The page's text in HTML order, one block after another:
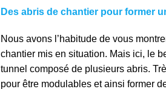
Des abris de chantier pour former
Nous avons l’habitude de vous
chantier mis en situation. Mais ici, le
tunnel composé de plusieurs abris.
pour être modulables et ainsi former